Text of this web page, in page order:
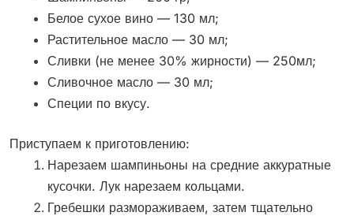
Белое сухое вино — 130 мл;
Растительное масло — 30 мл;
Сливки (не менее 30% жирности) — 250мл;
Сливочное масло — 30 мл;
Специи по вкусу.
Приступаем к приготовлению:
Нарезаем шампиньоны на средние аккуратные
кусочки. Лук нарезаем кольцами.
Гребешки размораживаем, затем тщательно